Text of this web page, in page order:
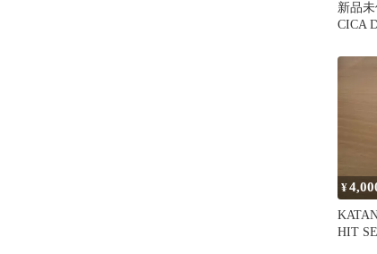
新品
CICA
¥
HIT